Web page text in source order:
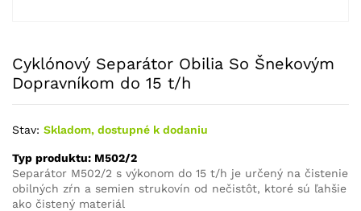
Cyklónový Separátor Obilia So Šnekovým
Dopravníkom do 15 t/h
Stav: Skladom, dostupné k dodaniu
Typ produktu: M502/2
Separátor M502/2 s výkonom do 15 t/h je určený na čistenie
obilných zŕn a semien strukovín od nečistôt, ktoré sú ľahšie
ako čistený materiál